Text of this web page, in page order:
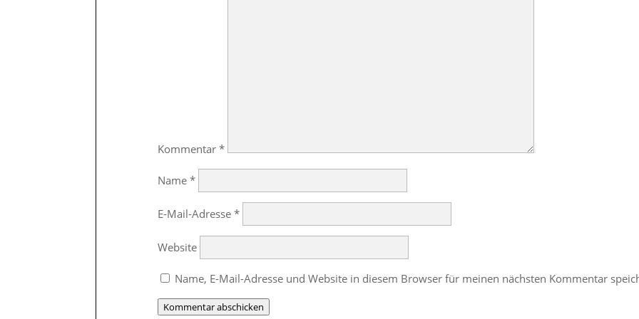
Kommentar*
Name*
E-Mail-Adresse*
Website
Name, E-Mail-Adresse und Website in diesem Browser für meinen nächsten Kommentar
Kommentar abschicken